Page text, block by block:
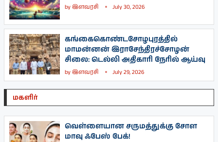
byஇளவரசி July 30, 2026
கங்கைகொண்டசோழபுரத்தில்
மாமன்னன் இராசேந்திரச்சோழன்
சிலை: டெல்லி அதிகாரி நேரில் ஆய்வு
byஇளவரசி July 29, 2026
மகளிர்
வெள்ளையான சருமத்துக்கு சோள
மாவு ஃபேஸ் பேக்!